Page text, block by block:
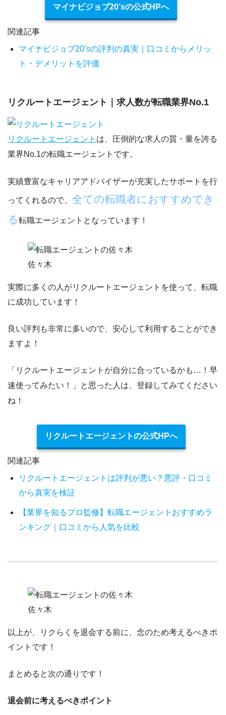
マイナビジョブ20’sの公式HPへ
関連記事
マイナビジョブ20’sの評判の真実｜口コミからメリッ
ト・デメリットを評価
リクルートエージェント｜求人数が転職業界No.1
リクルートエージェント は、圧倒的な求人の質・量を誇る
業界No.1の転職エージェント です。
実績豊富なキャリアアドバイザーが充実したサポートを行
ってくれるので、 全ての転職者におすすめでき
る転職エージェントとなっています！
佐々木
実際に多くの人がリクルートエージェントを使って、転職
に成功しています！
良い評判も非常に多いので、安心して利用することができ
ますよ！
「リクルートエージェントが自分に合っているかも…！早
速使ってみたい！」と思った人は、登録してみてください
ね！
リクルートエージェントの公式HPへ
関連記事
リクルートエージェントは評判が悪い？悪評・口コミ
から真実を検証
【業界を知るプロ監修】転職エージェントおすすめラ
ンキング｜口コミから人気を比較
佐々木
以上が、リクらくを退会する前に、念のため考えるべきポ
イントです！
まとめると次の通りです！
退会前に考えるべきポイント